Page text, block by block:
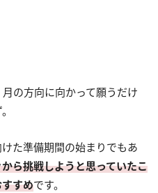
の方向に向かって願うだけ
た準備期間の始まりでもあ
ら挑戦しようと思っていたこ
すめです。